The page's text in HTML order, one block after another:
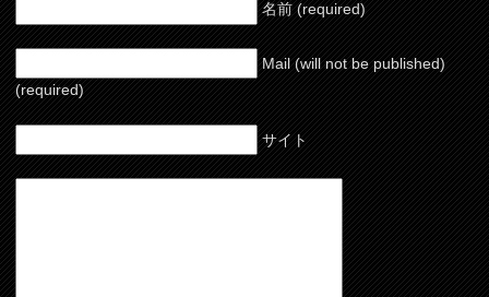
名前 (required)
Mail (will not be published)
(required)
サイト